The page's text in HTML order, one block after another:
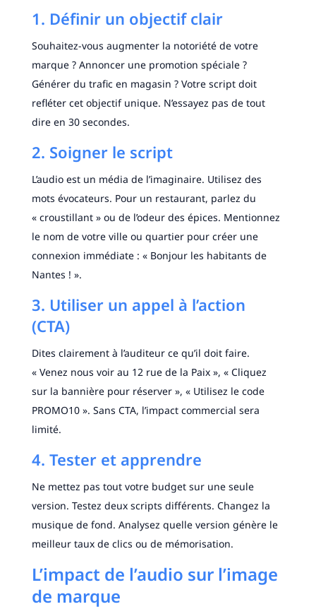
1. Définir un objectif clair
Souhaitez-vous augmenter la notoriété de votre
marque ? Annoncer une promotion spéciale ?
Générer du trafic en magasin ? Votre script doit
refléter cet objectif unique. N’essayez pas de tout
dire en 30 secondes.
2. Soigner le script
L’audio est un média de l’imaginaire. Utilisez des
mots évocateurs. Pour un restaurant, parlez du
« croustillant » ou de l’odeur des épices. Mentionnez
le nom de votre ville ou quartier pour créer une
connexion immédiate : « Bonjour les habitants de
Nantes ! ».
3. Utiliser un appel à l’action
(CTA)
Dites clairement à l’auditeur ce qu’il doit faire.
« Venez nous voir au 12 rue de la Paix », « Cliquez
sur la bannière pour réserver », « Utilisez le code
PROMO10 ». Sans CTA, l’impact commercial sera
limité.
4. Tester et apprendre
Ne mettez pas tout votre budget sur une seule
version. Testez deux scripts différents. Changez la
musique de fond. Analysez quelle version génère le
meilleur taux de clics ou de mémorisation.
L’impact de l’audio sur l’image
de marque